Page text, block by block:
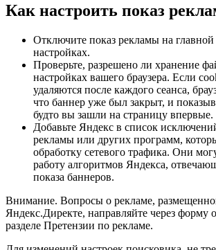
Как настроить показ
Отключите показ рекламы на главной
настройках.
Проверьте, разрешено ли хранение
настройках вашего браузера. Если
удаляются после каждого сеанса,
что баннер уже был закрыт, и
будто вы зашли на страницу впервые.
Добавьте Яндекс в список
рекламы или других программ,
обработку сетевого трафика. Они
работу алгоритмов Яндекса,
показа баннеров.
Внимание. Вопросы о рекламе,
Яндекс.Директе, направляйте через форму
разделе Претензии по рекламе.